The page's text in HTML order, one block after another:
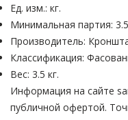
Ед. изм.: кг.
Минимальная партия: 3.5
Производитель:
Классификация:
Вес: 3.5 кг.
Информация на сайте
публичной офертой.